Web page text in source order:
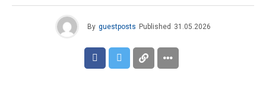
By guestposts Published 31.05.2026